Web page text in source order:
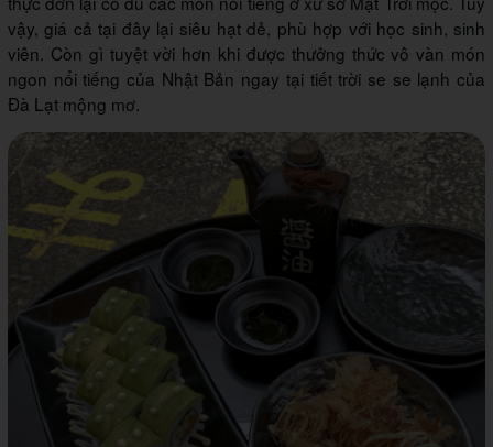
vậy, giá cả tại đây lại siêu hạt dẻ, phù hợp với học sinh, sinh
viên. Còn gì tuyệt vời hơn khi được thưởng thức vô vàn món
ngon nổi tiếng của Nhật Bản ngay tại tiết trời se se lạnh của
Đà Lạt mộng mơ.